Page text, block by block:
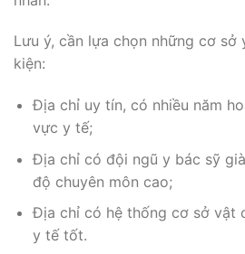
Lưu ý, cần lựa chọn những cơ
kiện:
Địa chỉ uy tín, có nhiều năm
vực y tế;
Địa chỉ có đội ngũ y bác sỹ
độ chuyên môn cao;
Địa chỉ có hệ thống cơ sở vật
y tế tốt.